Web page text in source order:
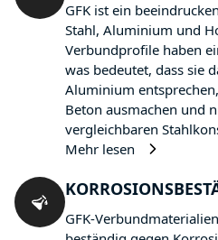
GFK ist ein
Stahl, Aluminium und
Verbundprofile haben
was bedeutet, dass sie
Aluminium
Beton ausmachen und
vergleichbaren
Mehr lesen
GFK-